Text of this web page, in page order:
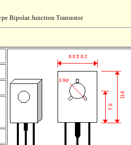
Bipolar Junction Transistor